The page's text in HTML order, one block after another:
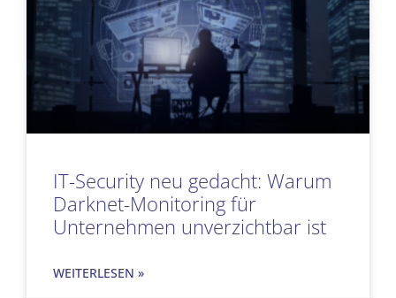
IT-Security neu gedacht: Warum
Darknet-Monitoring für
Unternehmen unverzichtbar ist
WEITERLESEN »